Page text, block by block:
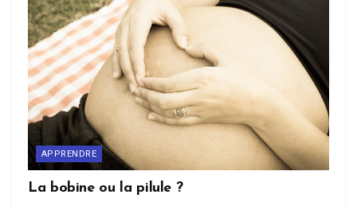
APPRENDRE
La bobine ou la pilule ?